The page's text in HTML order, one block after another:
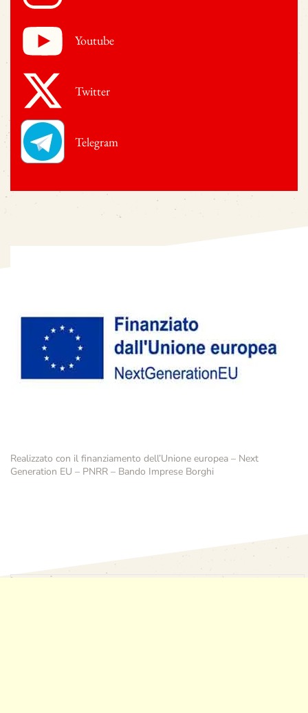
Youtube
Twitter
Telegram
Realizzato con il finanziamento dell’Unione europea – Next
Generation EU – PNRR – Bando Imprese Borghi